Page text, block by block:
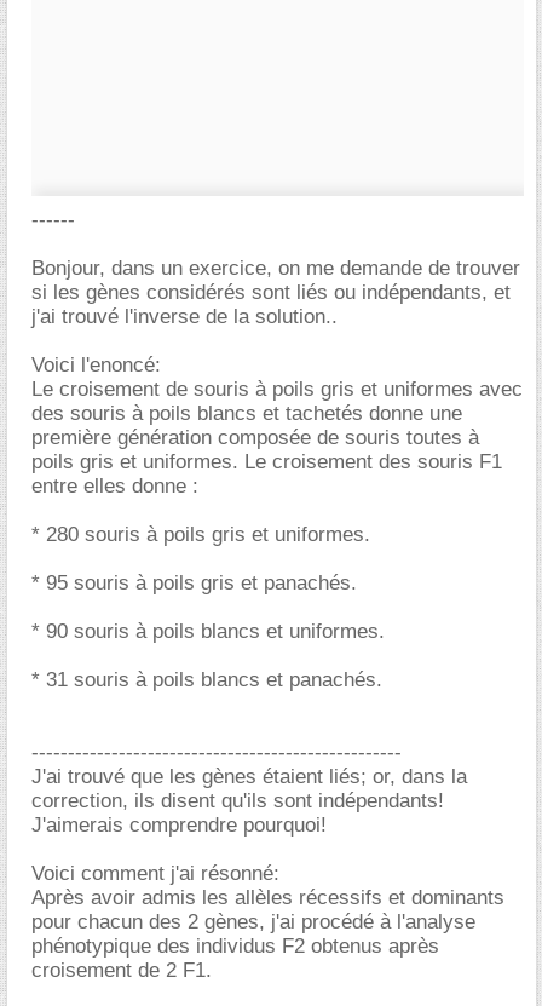
------
Bonjour, dans un exercice, on me demande de trouver
si les gènes considérés sont liés ou indépendants, et
j'ai trouvé l'inverse de la solution..
Voici l'enoncé:
Le croisement de souris à poils gris et uniformes avec
des souris à poils blancs et tachetés donne une
première génération composée de souris toutes à
poils gris et uniformes. Le croisement des souris F1
entre elles donne :
* 280 souris à poils gris et uniformes.
* 95 souris à poils gris et panachés.
* 90 souris à poils blancs et uniformes.
* 31 souris à poils blancs et panachés.
---------------------------------------------------
J'ai trouvé que les gènes étaient liés; or, dans la
correction, ils disent qu'ils sont indépendants!
J'aimerais comprendre pourquoi!
Voici comment j'ai résonné:
Après avoir admis les allèles récessifs et dominants
pour chacun des 2 gènes, j'ai procédé à l'analyse
phénotypique des individus F2 obtenus après
croisement de 2 F1.